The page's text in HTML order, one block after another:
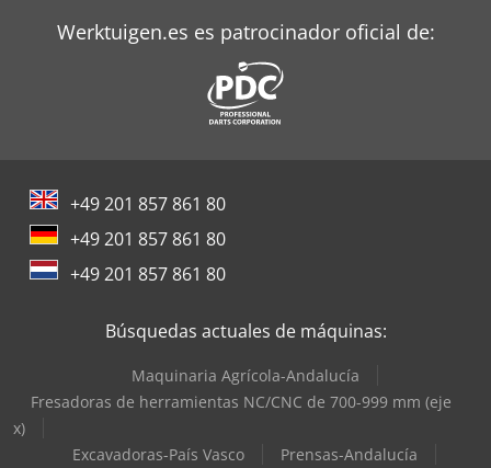
Werktuigen.es es patrocinador oficial de:
+49 201 857 861 80
+49 201 857 861 80
+49 201 857 861 80
Búsquedas actuales de máquinas:
Maquinaria Agrícola-Andalucía
Fresadoras de herramientas NC/CNC de 700-999 mm (eje
x)
Excavadoras-País Vasco
Prensas-Andalucía